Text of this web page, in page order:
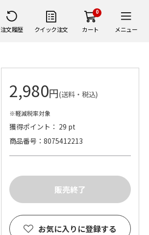
注文履歴 クイック注文
0
カート メニュー
2,980円(送料・税込)
※軽減税率対象
獲得ポイント： 29 pt
商品番号
8075412213
お気に入りに登録する